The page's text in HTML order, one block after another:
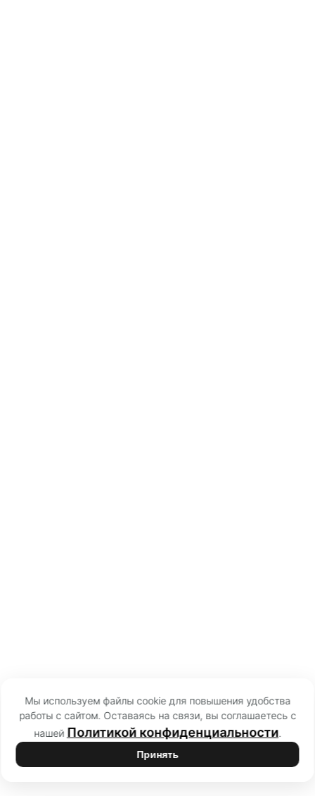
Мы используем файлы cookie для повышения удобства
работы с сайтом. Оставаясь на связи, вы соглашаетесь с
нашей Политикой конфиденциальности.
Принять